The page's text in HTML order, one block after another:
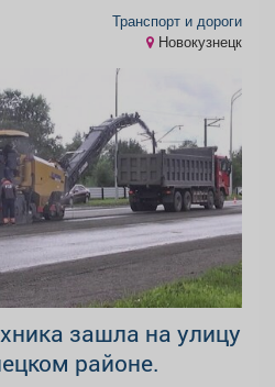
Транспорт и дороги
Новокузнецк
зашла на улицу
районе.